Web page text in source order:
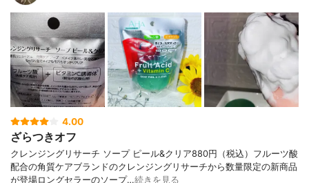
4.00
ざらつきオフ
クレンジングリサーチ ソープ ピール&クリア880円（税込）フルーツ酸
配合の角質ケアブランドのクレンジングリサーチから数量限定の新商品
が登場ロングセラーのソープ…続きを見る